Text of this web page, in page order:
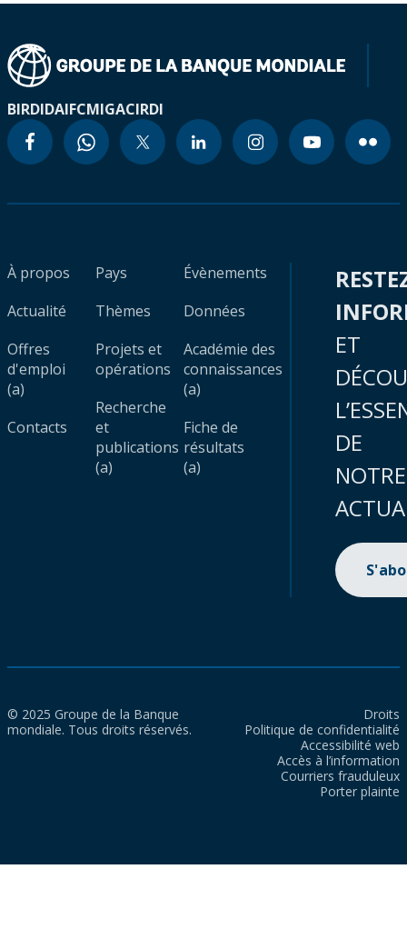
BIRDIDAIFCMIGACIRDI
À propos
Actualité
Offres
d'emploi
(a)
Contacts
Pays
Thèmes
Projets et
opérations
Recherche
et
publications
(a)
Évènements
Données
Académie des
connaissances
(a)
Fiche de
résultats
(a)
ET
DE
NOTRE
© 2025 Groupe de la Banque
mondiale. Tous droits réservés.
Droits
Politique de confidentialité
Accessibilité web
Accès à l’information
Courriers frauduleux
Porter plainte